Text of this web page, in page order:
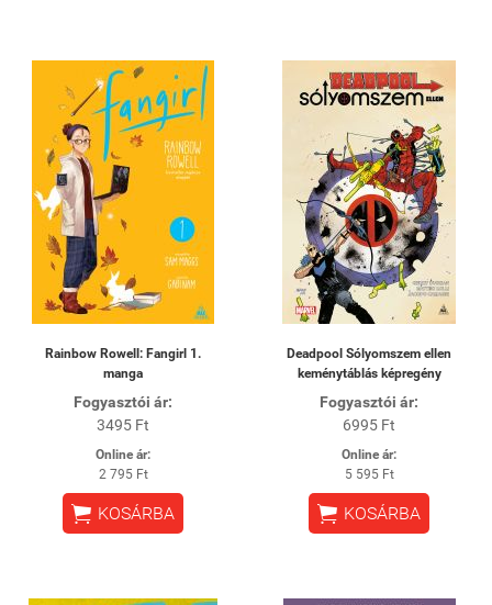
Rainbow Rowell: Fangirl 1.
manga
Fogyasztói ár:
3495 Ft
Online ár:
2 795 Ft
 KOSÁRBA
Deadpool Sólyomszem ellen
keménytáblás képregény
Fogyasztói ár:
6995 Ft
Online ár:
5 595 Ft
 KOSÁRBA